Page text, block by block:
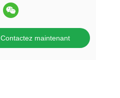
Contactez maintenant